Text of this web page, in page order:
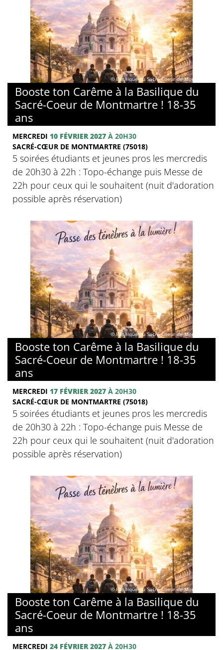
© Basilique du Sacré-Coeur de Montmartre
Booste ton Carême à la Basilique du
Sacré-Coeur de Montmartre ! 18-35
ans
MERCREDI 10 FÉVRIER 2027 À 20H30
SACRÉ-CŒUR DE MONTMARTRE (75018)
5 soirées étudiants et jeunes pros les mercredis
de 20h30 à 22h : Topo-échange puis Messe de
22h pour ceux qui le souhaitent (nuit d'adoration
possible après réservation)
© Basilique du Sacré-Coeur de Montmartre
Booste ton Carême à la Basilique du
Sacré-Coeur de Montmartre ! 18-35
ans
MERCREDI 17 FÉVRIER 2027 À 20H30
SACRÉ-CŒUR DE MONTMARTRE (75018)
5 soirées étudiants et jeunes pros les mercredis
de 20h30 à 22h : Topo-échange puis Messe de
22h pour ceux qui le souhaitent (nuit d'adoration
possible après réservation)
© Basilique du Sacré-Coeur de Montmartre
Booste ton Carême à la Basilique du
Sacré-Coeur de Montmartre ! 18-35
ans
MERCREDI 24 FÉVRIER 2027 À 20H30